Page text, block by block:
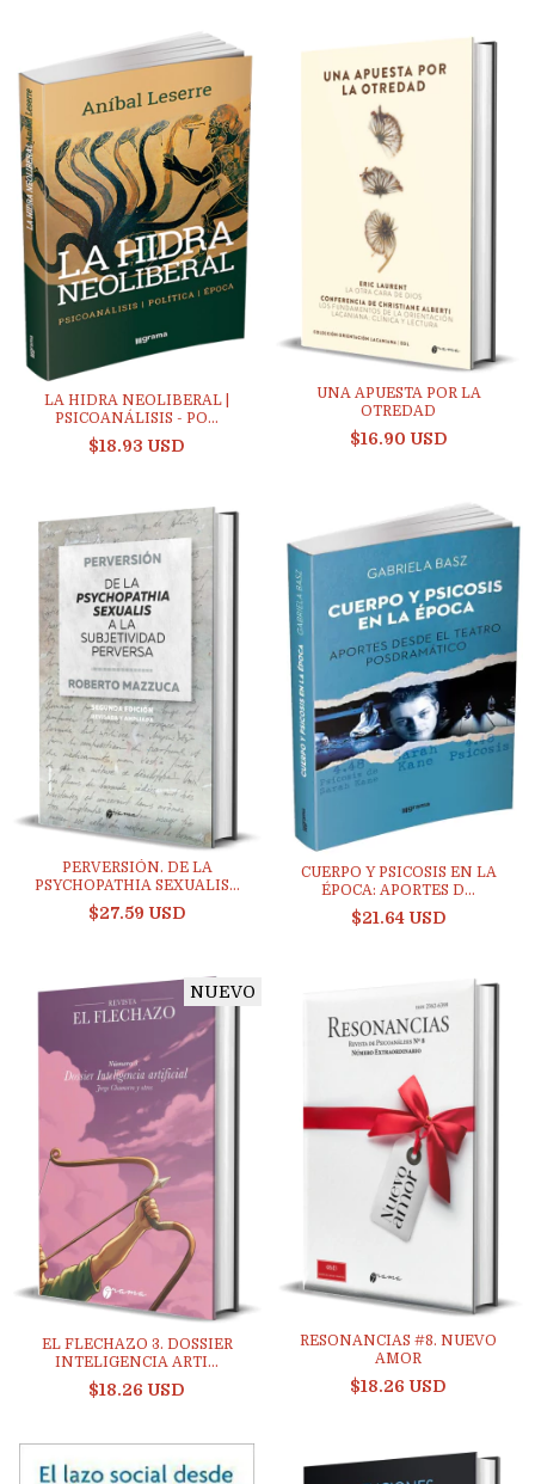
LA HIDRA NEOLIBERAL |
PSICOANÁLISIS - PO...
$18.93 USD
UNA APUESTA POR LA
OTREDAD
$16.90 USD
PERVERSIÓN. DE LA
PSYCHOPATHIA SEXUALIS...
$27.59 USD
CUERPO Y PSICOSIS EN LA
ÉPOCA: APORTES D...
$21.64 USD
NUEVO
EL FLECHAZO 3. DOSSIER
INTELIGENCIA ARTI...
$18.26 USD
RESONANCIAS #8. NUEVO
AMOR
$18.26 USD